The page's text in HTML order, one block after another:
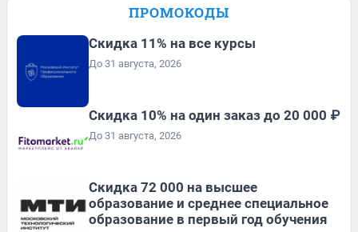
ПРОМОКОДЫ
Скидка 11% на все курсы
До 31 августа, 2026
Скидка 10% на один заказ до 20 000 ₽
До 31 августа, 2026
Скидка 72 000 на высшее
образование и среднее специальное
образование в первый год обучения